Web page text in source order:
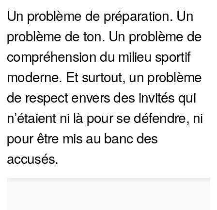
Un problème de préparation. Un
problème de ton. Un problème de
compréhension du milieu sportif
moderne. Et surtout, un problème
de respect envers des invités qui
n’étaient ni là pour se défendre, ni
pour être mis au banc des
accusés.